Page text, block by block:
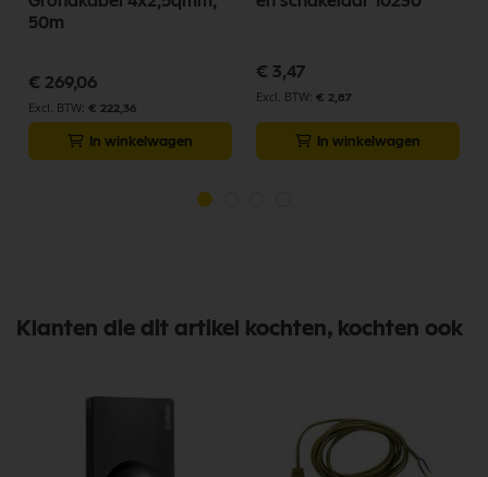
50m
€ 269,06
€ 222,36
In winkelwagen
€ 3,47
€ 2,87
In winkelwagen
Klanten die dit artikel kochten, kochten ook